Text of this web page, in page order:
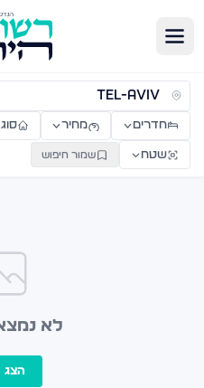
דירות למכירה
חדרים מחיר
שטח שמור חיפוש
לא
הצג